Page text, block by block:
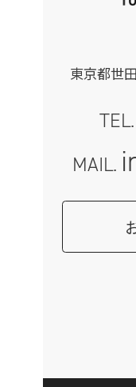
東京都世
TEL.
MAIL.